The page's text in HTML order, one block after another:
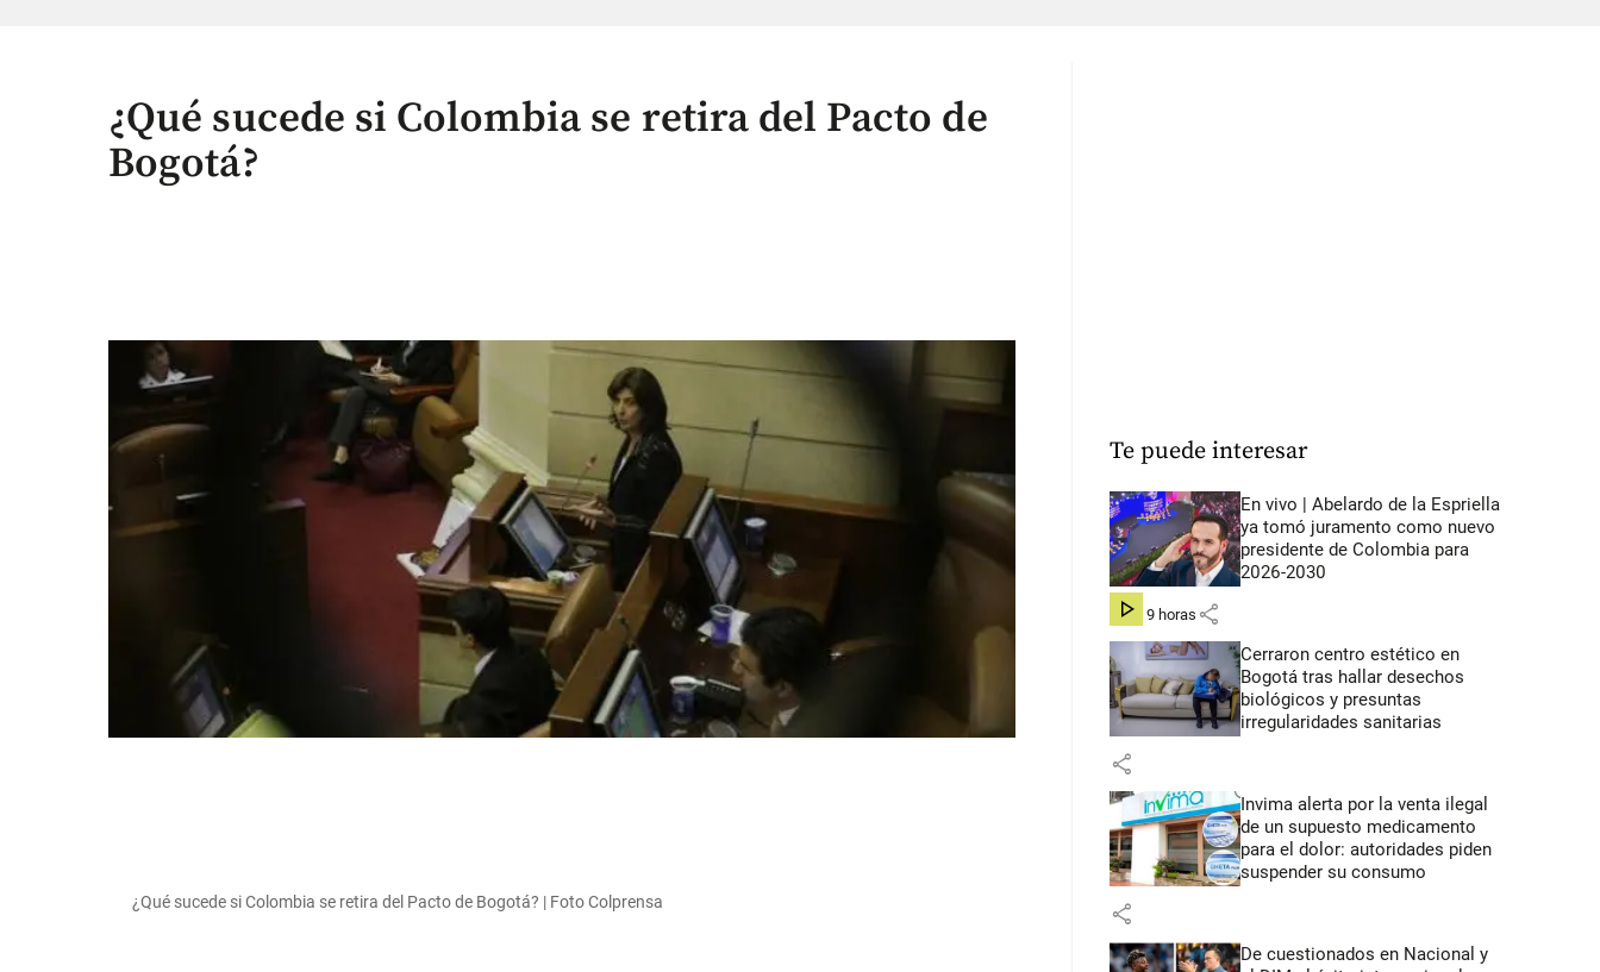
¿Qué sucede si Colombia se retira del Pacto de
Bogotá?
¿Qué sucede si Colombia se retira del Pacto de Bogotá? | Foto Colprensa
Te puede interesar
En vivo | Abelardo de la Espriella
ya tomó juramento como nuevo
presidente de Colombia para
2026-2030
hace 9 horas share
Cerraron centro estético en
Bogotá tras hallar desechos
biológicos y presuntas
irregularidades sanitarias
share
Invima alerta por la venta ilegal
de un supuesto medicamento
para el dolor: autoridades piden
suspender su consumo
share
De cuestionados en Nacional y